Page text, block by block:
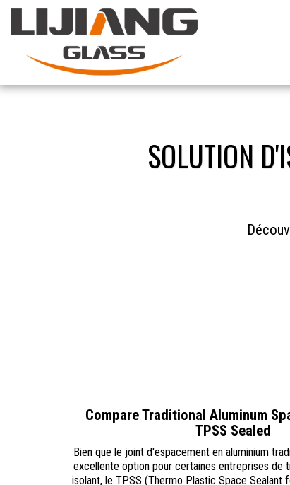
SOLUTION
Compare Traditional Aluminum
TPSS Sealed
Bien que le joint d'espacement en aluminium
excellente option pour certaines entreprises de
isolant, le TPSS (Thermo Plastic Space Sealant